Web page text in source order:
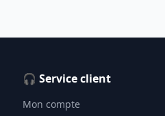
🎧 Service client
Mon compte